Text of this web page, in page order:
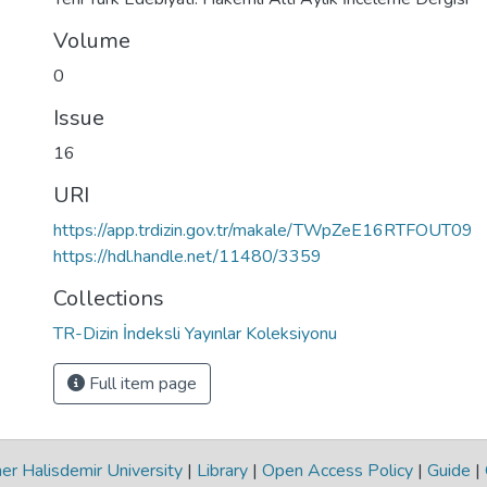
Volume
0
Issue
16
URI
https://app.trdizin.gov.tr/makale/TWpZeE16RTFOUT09
https://hdl.handle.net/11480/3359
Collections
TR-Dizin İndeksli Yayınlar Koleksiyonu
Full item page
Halisdemir University | Library | Open Access Policy | Guide |